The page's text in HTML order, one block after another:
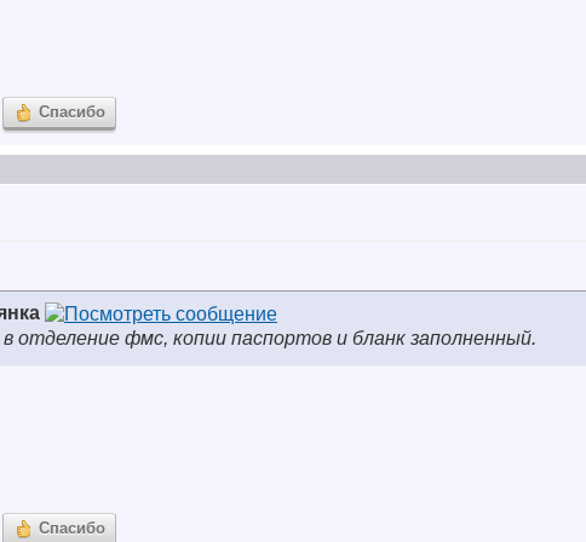
Спасибо
отделение фмс, копии паспортов и бланк заполненный.
Спасибо